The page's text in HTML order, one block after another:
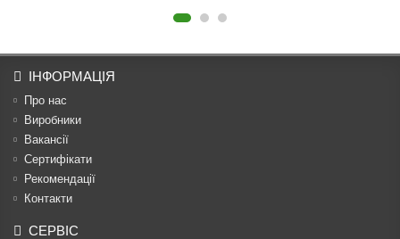
ІНФОРМАЦІЯ
Про нас
Виробники
Вакансії
Сертифікати
Рекомендації
Контакти
СЕРВІС